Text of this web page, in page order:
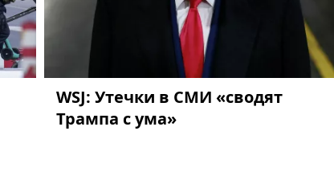
WSJ: Утечки в СМИ «сводят
Трампа с ума»